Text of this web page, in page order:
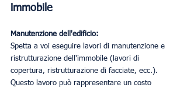
immobile
Manutenzione dell'edificio:
Spetta a voi eseguire lavori di manutenzione e
ristrutturazione dell'immobile (lavori di
copertura, ristrutturazione di facciate, ecc.).
Questo lavoro può rappresentare un costo